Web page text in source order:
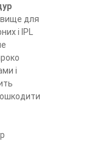
для
і IPL
і